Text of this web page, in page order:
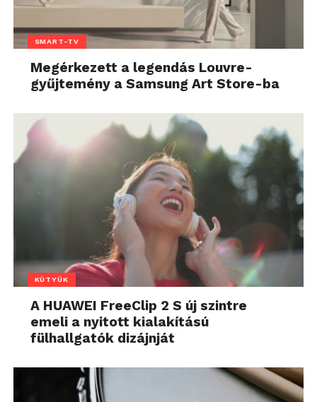
SMART-TV
Megérkezett a legendás Louvre-
gyűjtemény a Samsung Art Store-ba
KÜTYÜK
A HUAWEI FreeClip 2 S új szintre
emeli a nyitott kialakítású
fülhallgatók dizájnját